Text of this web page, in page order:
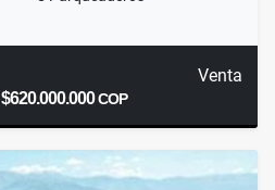
Venta
$620.000.000COP